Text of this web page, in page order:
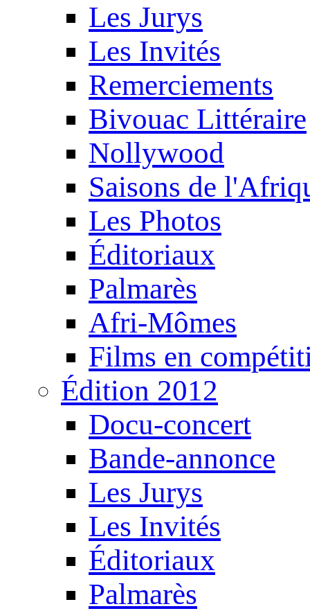
Les Jurys
Les Invités
Remerciements
Bivouac Littéraire
Nollywood
Saisons de
Les Photos
Éditoriaux
Palmarès
Afri-Mômes
Films en
Édition 2012
Docu-concert
Bande-annonce
Les Jurys
Les Invités
Éditoriaux
Palmarès